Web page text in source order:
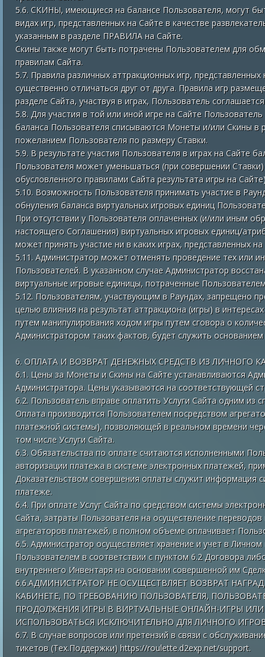
5.6. СКИНЫ, имеющиеся на балансе Пользователя, могут
видах игр, представленных на Сайте в качестве
указанным в разделе ПРАВИЛА на Сайте.
Скины также могут быть потрачены Пользователем для
правилам Сайта.
5.7. Правила различных аттракционных игр,
существенно отличаться друг от друга. Правила игр
разделе Сайта, участвуя в играх, Пользователь
5.8. Для участия в той или иной игре на Сайте
баланса Пользователя списываются Монеты и/или Скины в
пожеланием Пользователя по размеру Ставки.
5.9. В результате участия Пользователя в играх на Сайте
Пользователя может уменьшаться (при совершении
обусловленного правилами Сайта результата игры на
5.10. Возможность Пользователя принимать участие в
обнуления баланса виртуальных игровых единиц
При отсутствии у Пользователя оплаченных (и/или иным
настоящего Соглашения) виртуальных игровых единиц/
может принять участие ни в каких играх, представленных
5.11. Администратор может отменять проведение тех или
Пользователей. В указанном случае Администратор
виртуальные игровые единицы, потраченные
5.12. Пользователям, участвующим в Раундах, запрещено
целью влияния на результат аттракциона (игры) в
путем манипулирования ходом игры путем сговора о
Администратором таких фактов, будет служить
6. ОПЛАТА И ВОЗВРАТ ДЕНЕЖНЫХ СРЕДСТВ ИЗ ЛИЧНОГО
6.1. Цены за Монеты и Скины на Сайте устанавливаются
Администратора. Цены указываются на соответствующей
6.2. Пользователь вправе оплатить Услуги Сайта одним из
Оплата производится Пользователем посредством
платежной системы), позволяющей в реальном времени
том числе Услуги Сайта.
6.3. Обязательства по оплате считаются исполненными
авторизации платежа в системе электронных платежей,
Доказательством совершения оплаты служит информация
платеже.
6.4. При оплате Услуг Сайта по средством системы
Сайта, затраты Пользователя на осуществление
агрегаторов платежей, в полном объеме оплачивает
6.5. Администратор осуществляет хранение и учет в
Пользователем в соответствии с пунктом 6.2 Договора
внутреннего Инвентаря на основании совершенной им
6.6.АДМИНИСТРАТОР НЕ ОСУЩЕСТВЛЯЕТ ВОЗВРАТ
КАБИНЕТЕ, ПО ТРЕБОВАНИЮ ПОЛЬЗОВАТЕЛЯ,
ПРОДОЛЖЕНИЯ ИГРЫ В ВИРТУАЛЬНЫЕ ОНЛАЙН-ИГРЫ
ИСПОЛЬЗОВАТЬСЯ ИСКЛЮЧИТЕЛЬНО ДЛЯ ЛИЧНОГО
6.7. В случае вопросов или претензий в связи с
тикетов (Тех.Поддержки) https://roulette.d2exp.net/support.